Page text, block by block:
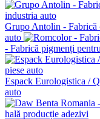
Grupo Antolin - Fabrică
auto
- Fabrică pigmenți
Espack Eurologistica /
auto